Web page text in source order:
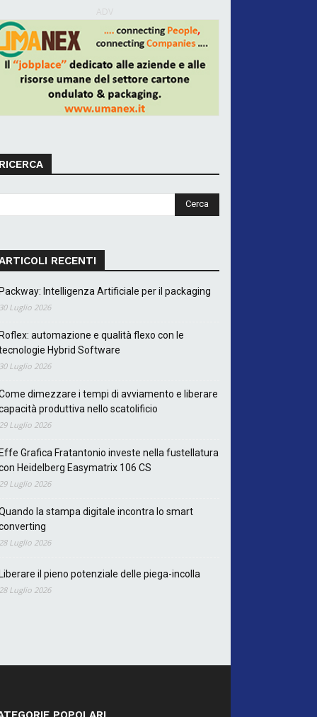
RECENTI
Intelligenza Artificiale per il packaging
Luglio 2026
automazione e qualità flexo con le
Hybrid Software
Luglio 2026
dimezzare i tempi di avviamento e liberare
produttiva nello scatolificio
Luglio 2026
Grafica Fratantonio investe nella fustellatura
Heidelberg Easymatrix 106 CS
Luglio 2026
la stampa digitale incontra lo smart
Luglio 2026
il pieno potenziale delle piega-incolla
Luglio 2026